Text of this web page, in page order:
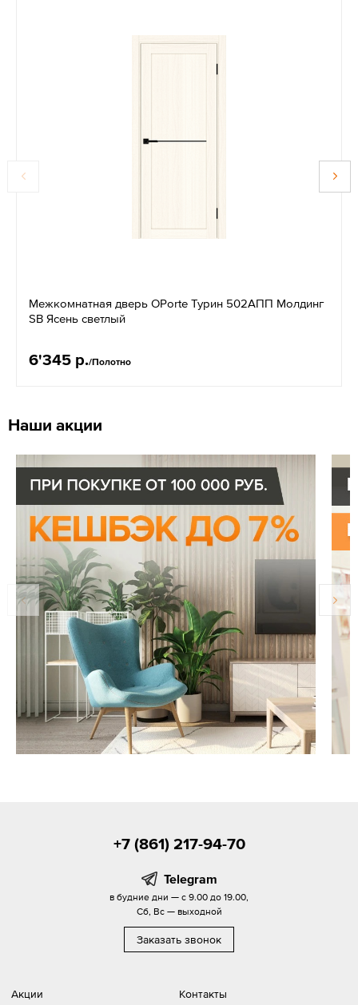
Межкомнатная дверь OPorte Турин 502АПП Молдинг
SB Ясень светлый
6'345 р./Полотно
Наши акции
Акции Контакты
+7 (861) 217-94-70
Telegram
в будние дни — с 9.00 до 19.00,
Сб, Вс — выходной
Заказать звонок